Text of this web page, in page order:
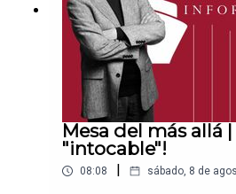
Mesa del más allá |
"intocable"!
08:08 sábado, 8 de